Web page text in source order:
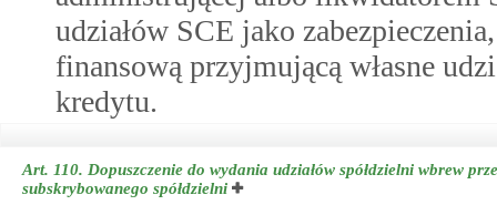
udziałów SCE jako
finansową przyjmującą własne
kredytu.
Art. 110. Dopuszczenie do wydania udziałów spółdzielni wbrew
subskrybowanego spółdzielni